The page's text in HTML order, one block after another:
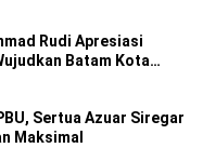
Rudi Apresiasi
Batam Kota
Sertua Azuar Siregar
Maksimal